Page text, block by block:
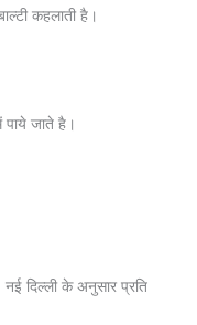
कहलाती है।
जाते है।
दिल्ली के अनुसार प्रति